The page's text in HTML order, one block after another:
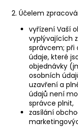
2. Účelem
vyřízení Vaší
vyplývajících
správcem; při
údaje, které
objednávky
osobních
uzavření a
údajů není
správce plnit,
zasílání
390
Kč
Původně: